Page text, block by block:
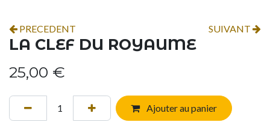
PRECEDENT SUIVANT
LA CLEF DU ROYAUME
25,00 €
Ajouter au panier